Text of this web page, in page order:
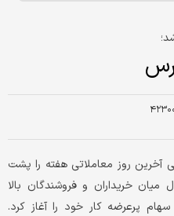
آخرین روز معاملاتی هفته را پشت
خریداران و فروشندگان بالا
سهام پرعرضه کار خود را آغاز کرد.